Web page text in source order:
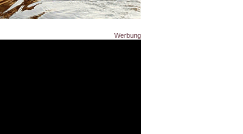
Werbung